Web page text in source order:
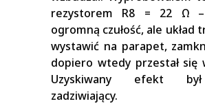
rezystorem R8 = 22 Ω
ogromną czułość, ale układ
wystawić na parapet,
dopiero wtedy przestał się
Uzyskiwany efekt
zadziwiający.